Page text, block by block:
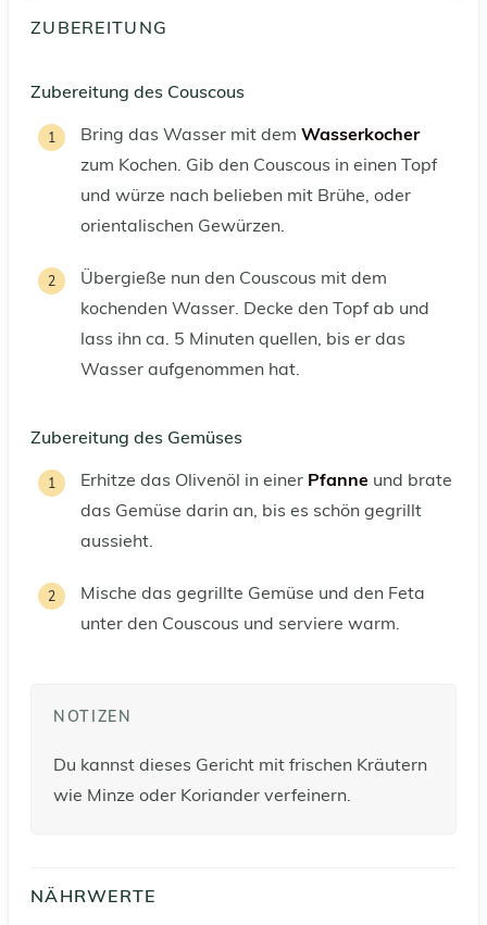
ZUBEREITUNG
Zubereitung des Couscous
Bring das Wasser mit dem Wasserkocher
zum Kochen. Gib den Couscous in einen Topf
und würze nach belieben mit Brühe, oder
orientalischen Gewürzen.
Übergieße nun den Couscous mit dem
kochenden Wasser. Decke den Topf ab und
lass ihn ca. 5 Minuten quellen, bis er das
Wasser aufgenommen hat.
Zubereitung des Gemüses
Erhitze das Olivenöl in einer Pfanne und brate
das Gemüse darin an, bis es schön gegrillt
aussieht.
Mische das gegrillte Gemüse und den Feta
unter den Couscous und serviere warm.
NOTIZEN
Du kannst dieses Gericht mit frischen Kräutern
wie Minze oder Koriander verfeinern.
NÄHRWERTE